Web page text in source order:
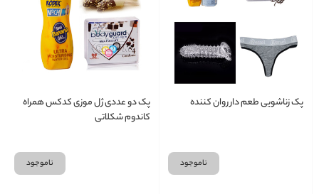
پک زناشویی طعم دار روان کننده
ناموجود
پک دو عددی ژل موزی کدکس همراه
کاندوم شکلاتی
ناموجود